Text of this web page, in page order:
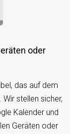
das auf dem
stellen sicher,
Kalender und
Geräten oder